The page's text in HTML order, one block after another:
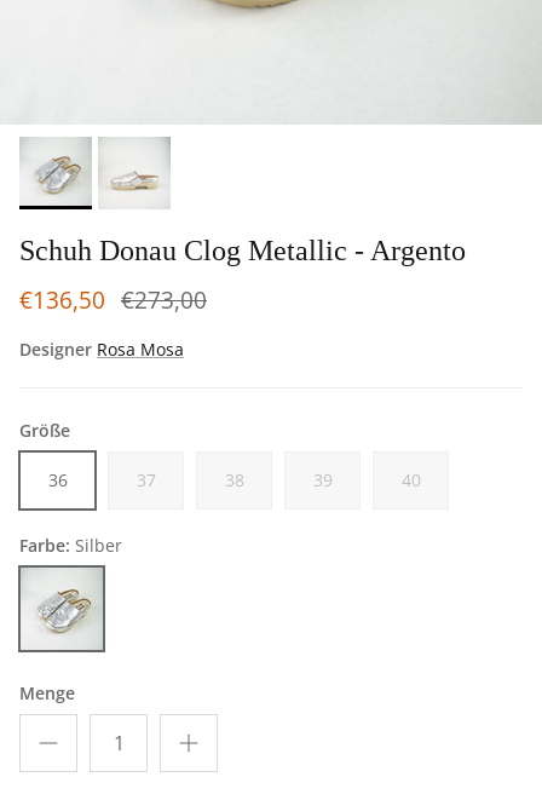
Schuh Donau Clog Metallic - Argento
€136,50 €273,00
Designer Rosa Mosa
Größe
36 37 38 39 40
Farbe: Silber
Silber
Menge